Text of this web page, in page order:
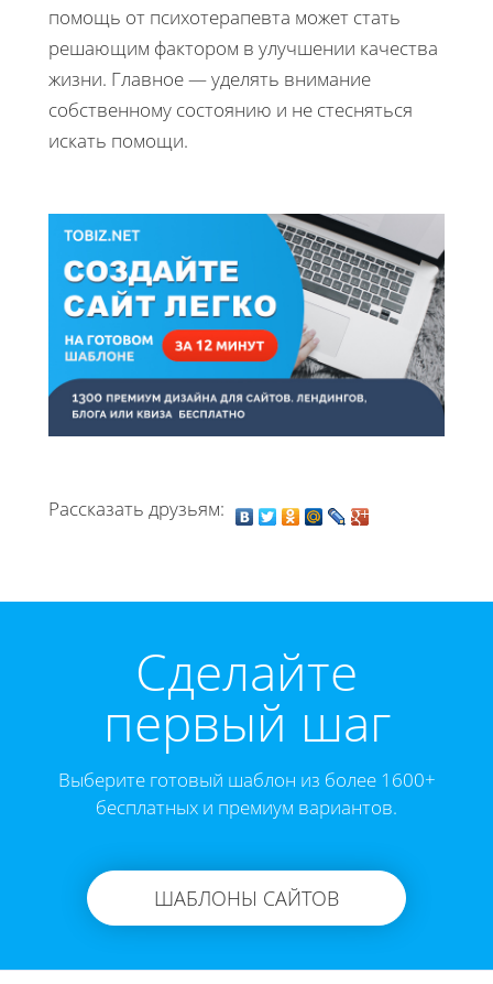
помощь от психотерапевта может стать
решающим фактором в улучшении качества
жизни. Главное — уделять внимание
собственному состоянию и не стесняться
искать помощи.
Рассказать друзьям:
Cделайте
первый шаг
Выберите готовый шаблон из более 1600+
бесплатных и премиум вариантов.
ШАБЛОНЫ САЙТОВ